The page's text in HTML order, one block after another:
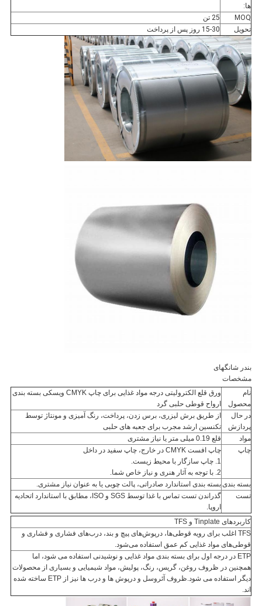
ها:
MOQ
25 تن
تحویل
15-30 روز پس از پرداخت
بندر شانگهای
مشخصات
نام
محصول
ورق قلع الکترولیتی درجه مواد غذایی برای چاپ CMYK ویسکی بسته بندی
ارواح قوطی حلبی گرد
در حال
پردازش
از طریق برش لیزری، برس زدن، پرداخت، رنگ آمیزی و مونتاژ توسط
تکنسین ارشد مجرب برای جعبه های حلبی
مواد
قلع 0.19 میلی متر یا نیاز مشتری
چاپ
چاپ افست CMYK در خارج، چاپ سفید در داخل
1. چاپ سازگار با محیط زیست.
2. با توجه به آثار هنری و نیاز خاص شما.
بسته بندی بسته بندی استاندارد صادراتی، پالت چوبی یا به عنوان نیاز مشتری.
تست
گذراندن تست تماس با غذا توسط SGS و ISO، مطابق با استاندارد اتحادیه
اروپا.
کاربردهای Tinplate و TFS
TFS اغلب برای رویه قوطی‌ها، درپوش‌های پیچ و بند، درب‌های فشاری و فشاری و
قوطی‌های مواد غذایی کم عمق استفاده می‌شود.
ETP در درجه اول برای بسته بندی مواد غذایی و نوشیدنی استفاده می شود، اما
همچنین در ظروف روغن، گریس، رنگ، پولیش، مواد شیمیایی و بسیاری از محصولات
دیگر استفاده می شود.ظروف آئروسل و درپوش ها و درب ها نیز از ETP ساخته شده
اند.